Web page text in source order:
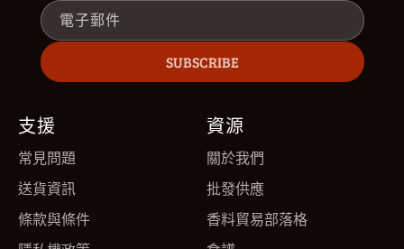
電子郵件
SUBSCRIBE
支援
常見問題
送貨資訊
條款與條件
資源
關於我們
批發供應
香料貿易部落格